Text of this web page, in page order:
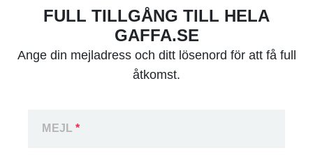
FULL TILLGÅNG TILL HELA
GAFFA.SE
Ange din mejladress och ditt lösenord för att få full
åtkomst.
MEJL*